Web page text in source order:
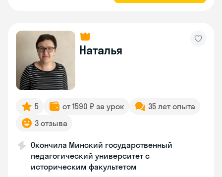
Наталья
5 от 1590 ₽ за урок
35 лет опыта
3 отзыва
Окончила Минский государственный
педагогический университет с
историческим факультетом